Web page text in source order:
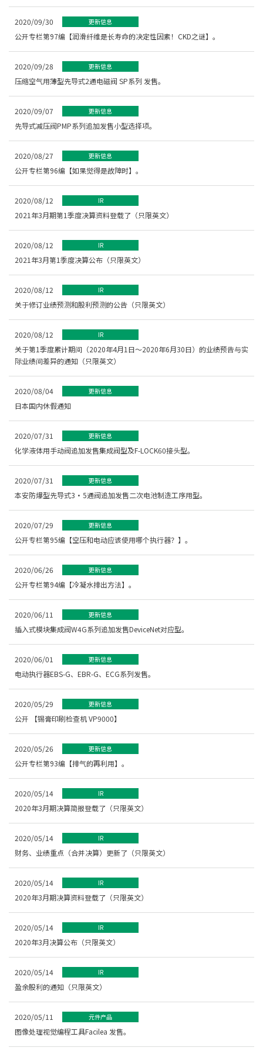
2020/09/30 更新信息
公开专栏第97编【润滑纤维是长寿命的决定性因素！CKD之谜】。
2020/09/28 更新信息
压缩空气用薄型先导式2通电磁阀 SP系列 发售。
2020/09/07 更新信息
先导式减压阀PMP系列追加发售小型选择项。
2020/08/27 更新信息
公开专栏第96编【如果觉得是故障时】。
2020/08/12 IR
2021年3月期第1季度决算资料登载了（只限英文）
2020/08/12 IR
2021年3月第1季度决算公布（只限英文）
2020/08/12 IR
关于修订业绩预测和股利预测的公告（只限英文）
2020/08/12 IR
关于第1季度累计期间（2020年4月1日～2020年6月30日）的业绩预告与实
际业绩间差异的通知（只限英文）
2020/08/04 更新信息
日本国内休假通知
2020/07/31 更新信息
化学液体用手动阀追加发售集成阀型及F-LOCK60接头型。
2020/07/31 更新信息
本安防爆型先导式3・5通阀追加发售二次电池制造工序用型。
2020/07/29 更新信息
公开专栏第95编【空压和电动应该使用哪个执行器？】。
2020/06/26 更新信息
公开专栏第94编【冷凝水排出方法】。
2020/06/11 更新信息
插入式模块集成阀W4G系列追加发售DeviceNet对应型。
2020/06/01 更新信息
电动执行器EBS-G、EBR-G、ECG系列发售。
2020/05/29 更新信息
公开 【锡膏印刷检查机 VP9000】
2020/05/26 更新信息
公开专栏第93编【排气的再利用】。
2020/05/14 IR
2020年3月期决算简报登载了（只限英文）
2020/05/14 IR
财务、业绩重点（合并决算）更新了（只限英文）
2020/05/14 IR
2020年3月期决算资料登载了（只限英文）
2020/05/14 IR
2020年3月决算公布（只限英文）
2020/05/14 IR
盈余股利的通知（只限英文）
2020/05/11 元件产品
图像处理视觉编程工具Facilea 发售。